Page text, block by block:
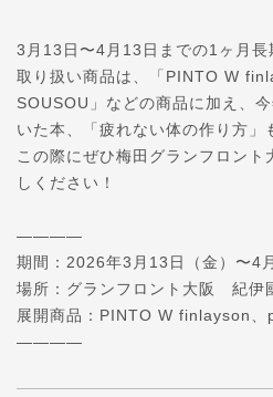
3月13日〜4月13日までの1ヶ月長
取り扱い商品は、「PINTO W
SOUSOU」などの商品に加え、
いた本、「疲れない体の作り方」
この際にぜひ梅田グランフロント
しください！
————
期間：2026年3月13日（金）〜4
場所：グランフロント大阪 紀伊
展開商品：PINTO W finlayson
————